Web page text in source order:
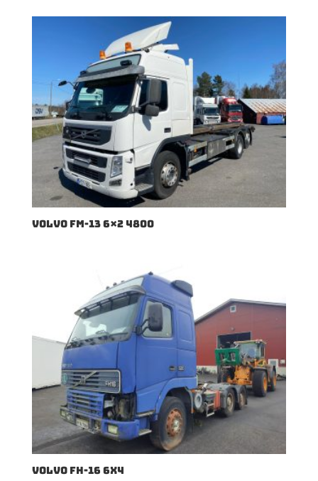
VOLVO FM-13 6×2 4800
VOLVO FH-16 6X4